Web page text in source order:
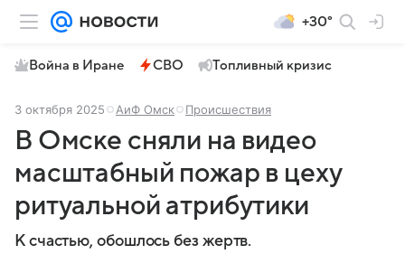
+30°
Война в Иране СВО Топливный кризис
3 октября 2025 АиФ Омск Происшествия
В Омске сняли на видео
масштабный пожар в цеху
ритуальной атрибутики
К счастью, обошлось без жертв.